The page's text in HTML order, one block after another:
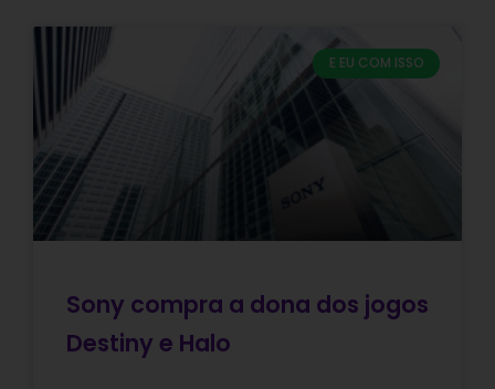
E EU COM ISSO
Sony compra a dona dos jogos
Destiny e Halo